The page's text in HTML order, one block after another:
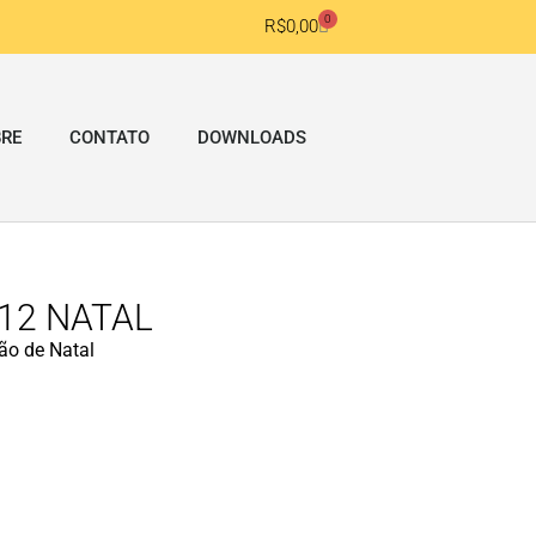
R$0,00 0
CONTATO DOWNLOADS
NATAL
de Natal